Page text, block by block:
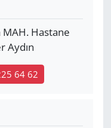
Hastane
Aydın
64 62